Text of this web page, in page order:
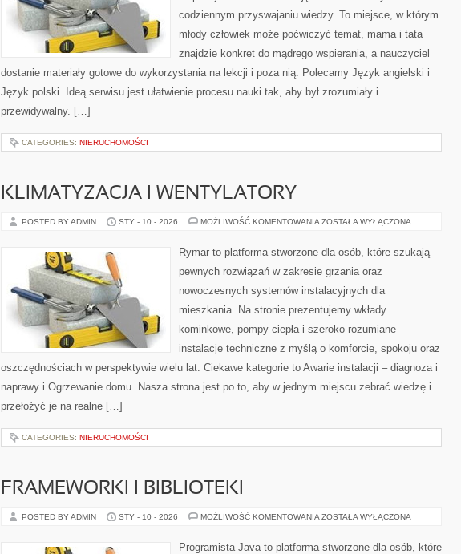
codziennym przyswajaniu wiedzy. To miejsce, w którym
młody człowiek może poćwiczyć temat, mama i tata
znajdzie konkret do mądrego wspierania, a nauczyciel
dostanie materiały gotowe do wykorzystania na lekcji i poza nią. Polecamy Język angielski i
Język polski. Ideą serwisu jest ułatwienie procesu nauki tak, aby był zrozumiały i
przewidywalny. […]
CATEGORIES: NIERUCHOMOŚCI
KLIMATYZACJA I WENTYLATORY
POSTED BY ADMIN STY - 10 - 2026 MOŻLIWOŚĆ KOMENTOWANIA KLIMATYZACJA
ZOSTAŁA WYŁĄCZONA
Rymar to platforma stworzone dla osób, które szukają
pewnych rozwiązań w zakresie grzania oraz
nowoczesnych systemów instalacyjnych dla
mieszkania. Na stronie prezentujemy wkłady
kominkowe, pompy ciepła i szeroko rozumiane
instalacje techniczne z myślą o komforcie, spokoju oraz
oszczędnościach w perspektywie wielu lat. Ciekawe kategorie to Awarie instalacji – diagnoza i
naprawy i Ogrzewanie domu. Nasza strona jest po to, aby w jednym miejscu zebrać wiedzę i
przełożyć je na realne […]
CATEGORIES: NIERUCHOMOŚCI
FRAMEWORKI I BIBLIOTEKI
POSTED BY ADMIN STY - 10 - 2026 MOŻLIWOŚĆ KOMENTOWANIA FRAMEWORKI
ZOSTAŁA WYŁĄCZONA
Programista Java to platforma stworzone dla osób, które